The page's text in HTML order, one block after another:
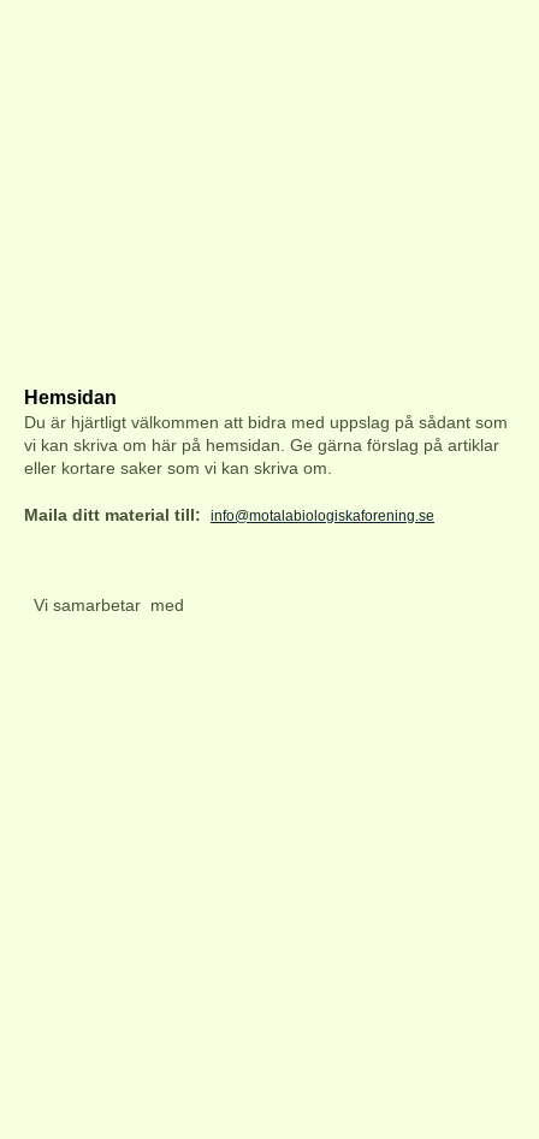
Hemsidan
Du är hjärtligt välkommen att bidra med uppslag på sådant som
vi kan skriva om här på hemsidan. Ge gärna förslag på artiklar
eller kortare saker som vi kan skriva om.
Maila ditt material till: info@motalabiologiskaforening.se
Vi samarbetar med